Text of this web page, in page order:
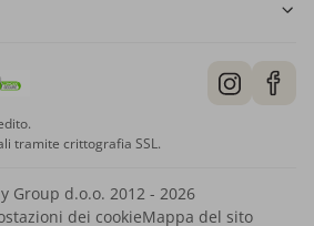
tramite crittografia SSL.
Group d.o.o. 2012 - 2026
dei cookieMappa del sito